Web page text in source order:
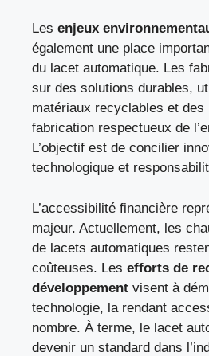
Les enjeux
également une place
du lacet automatique. Les
sur des solutions durables,
matériaux recyclables et des
fabrication respectueux de
L’objectif est de concilier
technologique et
L’accessibilité financière
majeur. Actuellement, les
de lacets automatiques
coûteuses. Les efforts de
développement visent à
technologie, la rendant
nombre. À terme, le lacet
devenir un standard dans